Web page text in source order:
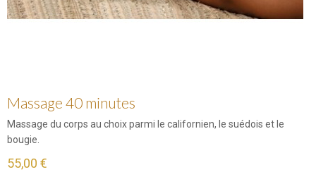
Massage 40 minutes
Massage du corps au choix parmi le californien, le suédois et le
bougie.
55,00 €